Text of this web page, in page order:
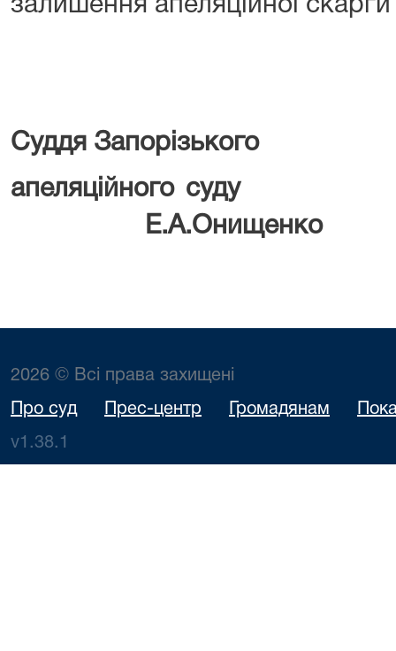
залишення апеляційної
Суддя Запорізького
Е.А.Онищенко
2026 © Всі права захищені
Про суд Прес-центр Громадянам
v1.38.1